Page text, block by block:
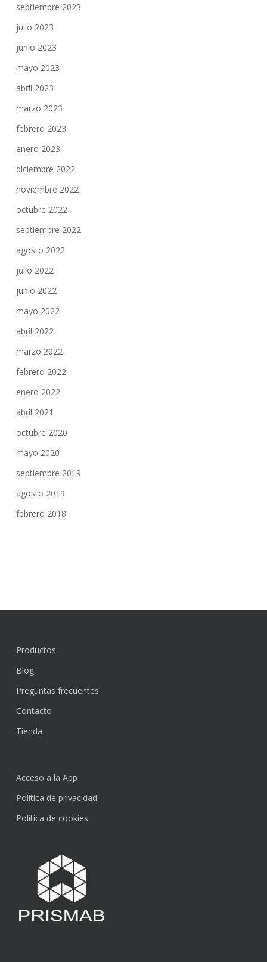
septiembre 2023
julio 2023
junio 2023
mayo 2023
abril 2023
marzo 2023
febrero 2023
enero 2023
diciembre 2022
noviembre 2022
octubre 2022
septiembre 2022
agosto 2022
julio 2022
junio 2022
mayo 2022
abril 2022
marzo 2022
febrero 2022
enero 2022
abril 2021
octubre 2020
mayo 2020
septiembre 2019
agosto 2019
febrero 2018
Productos
Blog
Preguntas frecuentes
Contacto
Tienda
Acceso a la App
Política de privacidad
Política de cookies